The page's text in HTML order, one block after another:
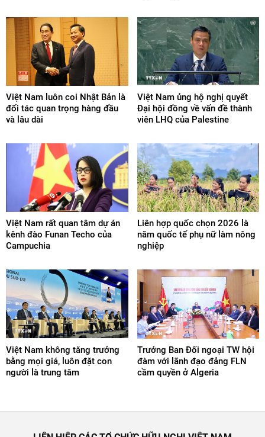
Việt Nam luôn coi Nhật Bản là
đối tác quan trọng hàng đầu
và lâu dài
Việt Nam ủng hộ nghị quyết
Đại hội đồng về vấn đề thành
viên LHQ của Palestine
Việt Nam rất quan tâm dự án
kênh đào Funan Techo của
Campuchia
Liên hợp quốc chọn 2026 là
năm quốc tế phụ nữ làm nông
nghiệp
Việt Nam không tăng trưởng
bằng mọi giá, luôn đặt con
người là trung tâm
Trưởng Ban Đối ngoại TW hội
đàm với lãnh đạo đảng FLN
cầm quyền ở Algeria